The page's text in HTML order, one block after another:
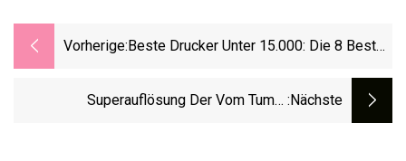
Vorherige: Beste Drucker Unter 15.000: Die 8 Besten
Unterbrechungsfreies Drucken
Superauflösung Der Vom Tumor :nächste